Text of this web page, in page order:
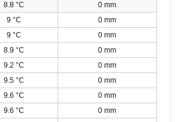
8.8 °C
0 mm
9 °C
0 mm
9 °C
0 mm
8.9 °C
0 mm
9.2 °C
0 mm
9.5 °C
0 mm
9.6 °C
0 mm
9.6 °C
0 mm